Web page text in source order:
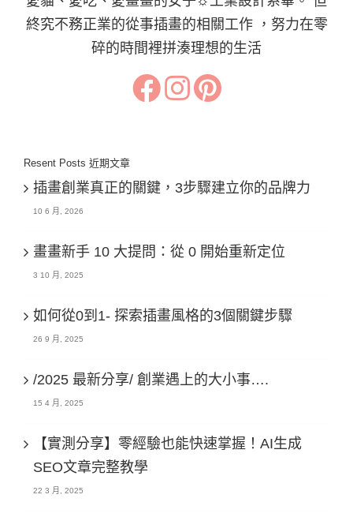
終究不務正業的從事插畫的相關工作 ，努力在零
碎的時間裡拼湊理想的生活
Resent Posts 近期文章
插畫創業真正的關鍵，3步驟建立你的品牌力
10 6 月, 2026
畫畫新手 10 大提問：從 0 開始重新定位
3 10 月, 2025
如何從0到1- 探索插畫風格的3個關鍵步驟
26 9 月, 2025
/2025 最新分享/ 創業遇上的大小事….
15 4 月, 2025
【實測分享】零經驗也能快速掌握！AI生成
SEO文章完整教學
22 3 月, 2025